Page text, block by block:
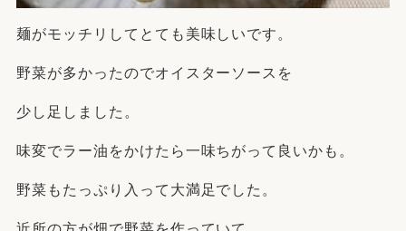
麺がモッチリしてとても美味しいです。
野菜が多かったのでオイスターソースを
少し足しました。
味変でラー油をかけたら一味ちがって良いかも。
野菜もたっぷり入って大満足でした。